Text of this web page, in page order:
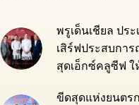
พรูเด็นเชียล ปร
เสิร์ฟประสบกา
สุดเอ็กซ์คลูซีฟ ใ
ขีดสุดแห่งยนตร